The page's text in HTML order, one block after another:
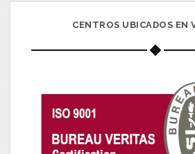
CENTROS UBICADOS EN